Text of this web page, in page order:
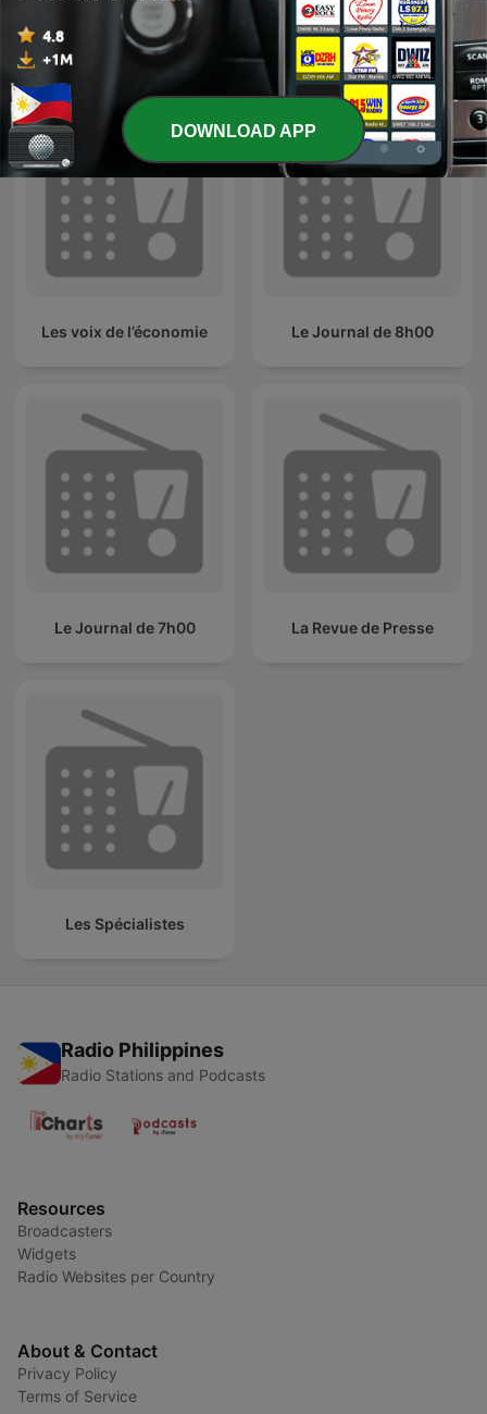
Les grands dossiers de
l'Histoire par Franck
Ferrand
Des histoires en musique
d'Elodie Fondacci
Les voix de l’économie Le Journal de 8h00
Le Journal de 7h00 La Revue de Presse
Les Spécialistes
Radio Philippines
Radio Stations and Podcasts
Resources
Broadcasters
Widgets
Radio Websites per Country
About & Contact
Privacy Policy
Terms of Service
DOWNLOAD APP